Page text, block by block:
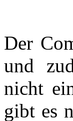
Der
und
nicht
gibt es